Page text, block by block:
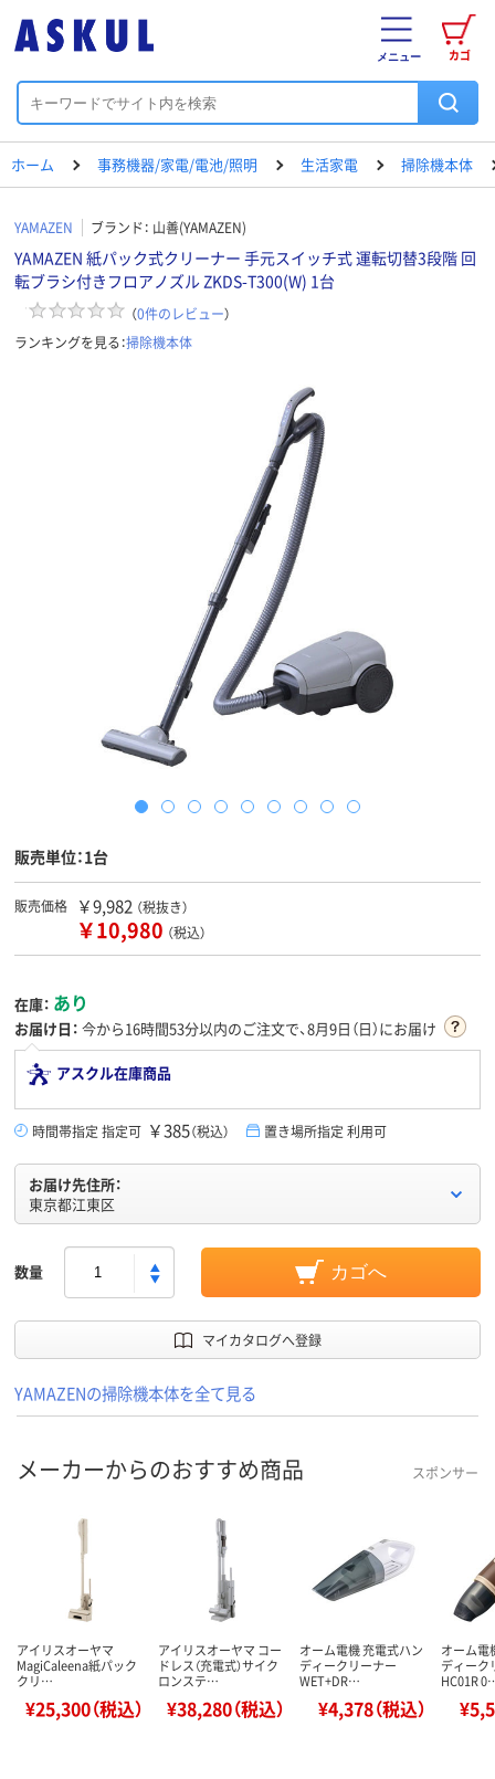
カゴ
メニュー
ホーム 事務機器/家電/電池/照明 生活家電 掃除機本体
YAMAZEN ブランド： 山善(YAMAZEN)
YAMAZEN 紙パック式クリーナー 手元スイッチ式 運転切替3段階 回
転ブラシ付きフロアノズル ZKDS-T300(W) 1台
（0件のレビュー）
ランキングを見る：掃除機本体
販売単位：1台
販売価格 ￥9,982 （税抜き）
￥10,980 （税込）
在庫： あり
お届け日： 今から16時間53分以内のご注文で、8月9日（日）にお届け
アスクル在庫商品
時間帯指定 指定可 ￥385（税込） 置き場所指定 利用可
お届け先住所：
東京都江東区
数量 カゴへ
マイカタログへ登録
YAMAZENの掃除機本体を全て見る
メーカーからのおすすめ商品 スポンサー
アイリスオーヤマ
MagiCaleena紙パック
クリ…
¥25,300（税込）
アイリスオーヤマ コー
ドレス（充電式）サイク
ロンステ…
¥38,280（税込）
オーム電機 充電式ハン
ディークリーナー
WET+DR…
¥4,378（税込）
オーム電
ディーク
HC01R